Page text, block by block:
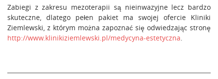
Zabiegi z zakresu mezoterapii są nieinwazyjne lecz bardzo
skuteczne, dlatego pełen pakiet ma swojej ofercie Kliniki
Ziemlewski, z którym można zapoznać się odwiedzając stronę
http://www.klinikiziemlewski.pl/medycyna-estetyczna.